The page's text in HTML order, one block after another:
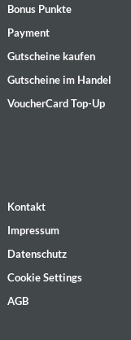
Bonus Punkte
Payment
Gutscheine kaufen
Gutscheine im Handel
VoucherCard Top-Up
Kontakt
Impressum
Datenschutz
Cookie Settings
AGB